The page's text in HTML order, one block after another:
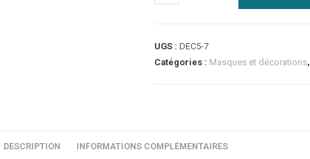
UGS :DEC5-7
Catégories : Masques et décorations,
DESCRIPTION INFORMATIONS COMPLÉMENTAIRES